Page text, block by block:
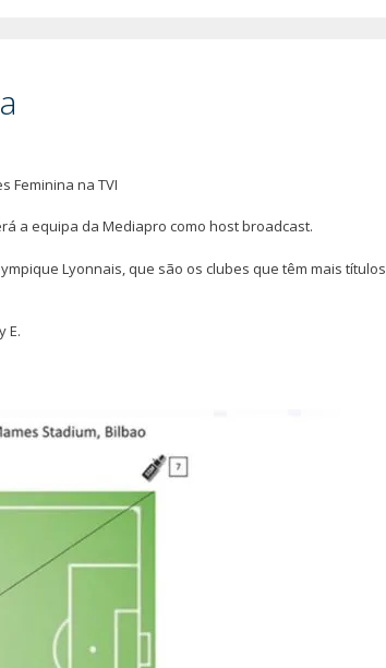
Feminina na TVI
a equipa da Mediapro como host broadcast.
Lyonnais, que são os clubes que têm mais títulos
E.